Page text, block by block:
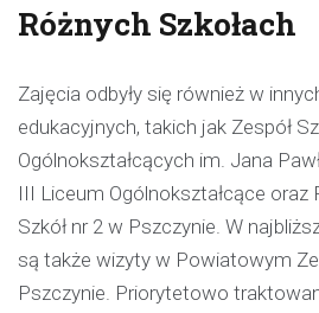
Różnych Szkołach
Zajęcia odbyły się również w
edukacyjnych, takich jak Zespół
Ogólnokształcących im. Jana
III Liceum Ogólnokształcące oraz
Szkół nr 2 w Pszczynie. W
są także wizyty w Powiatowym
Pszczynie. Priorytetowo